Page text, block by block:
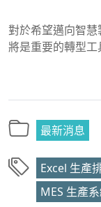
對於希望邁向智
將是重要的轉型工
最新消息
Excel 生產
MES 生產